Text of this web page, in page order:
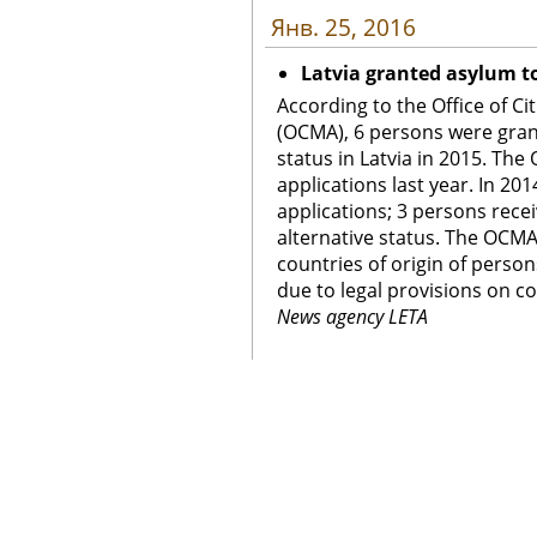
Янв. 25, 2016
Latvia granted asylum
According to the Office of
(OCMA), 6 persons were
status in Latvia in 2015. The
applications last year. In
applications; 3 persons
alternative status. The
countries of origin of
due to legal provisions on
News agency LETA